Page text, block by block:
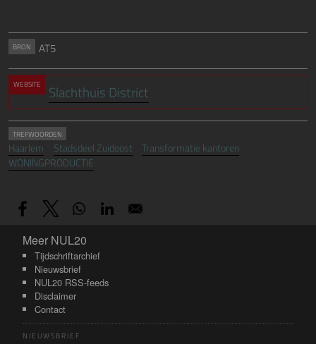
BRON AT5
WEBSITE Slachthuis District
TREFWOORDEN
Haarlem Stadsdeel Zuidoost
Transformatie kantoren
WONINGPRODUCTIE
Meer NUL20
Meer NUL20
Tijdschriftarchief
Nieuwsbrief
NUL20 RSS-feeds
Disclaimer
Contact
NIEUWSBRIEF